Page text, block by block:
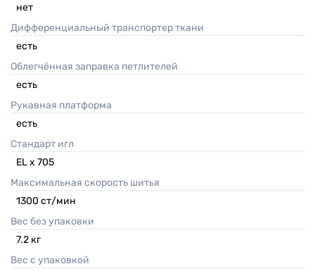
нет
Дифференциальный транспортер ткани
есть
Облегчённая заправка петлителей
есть
Рукавная платформа
есть
Стандарт игл
EL x 705
Максимальная скорость шитья
1300 ст/мин
Вес без упаковки
7.2 кг
Вес с упаковкой